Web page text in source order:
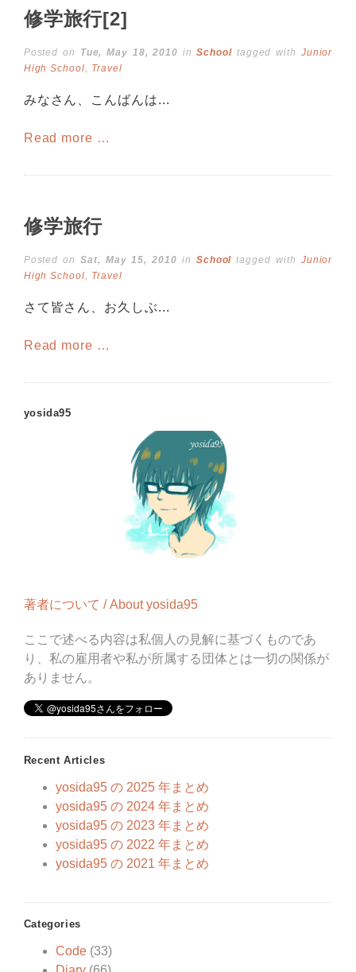
修学旅行[2]
Posted on Tue, May 18, 2010 inSchool tagged with Junior
High School, Travel
みなさん、こんばんは...
Read more …
修学旅行
Posted on Sat, May 15, 2010 in School tagged with Junior
High School, Travel
さて皆さん、お久しぶ...
Read more …
yosida95
著者について / About yosida95
ここで述べる内容は私個人の見解に基づくものであ
り、私の雇用者や私が所属する団体とは一切の関係が
ありません。
Recent Articles
yosida95 の 2025 年まとめ
yosida95 の 2024 年まとめ
yosida95 の 2023 年まとめ
yosida95 の 2022 年まとめ
yosida95 の 2021 年まとめ
Categories
Code(33)